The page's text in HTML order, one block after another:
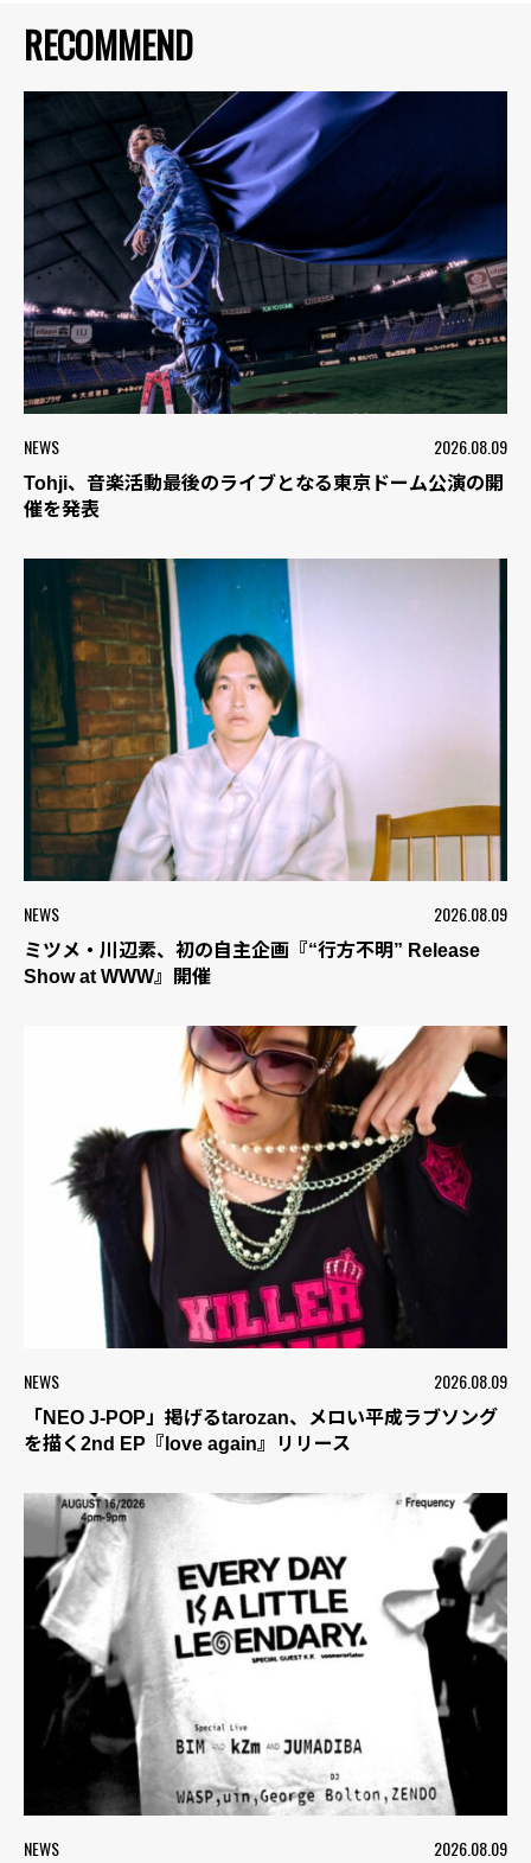
RECOMMEND
NEWS 2026.08.09
Tohji、音楽活動最後のライブとなる東京ドーム公演の開
催を発表
NEWS 2026.08.09
ミツメ・川辺素、初の自主企画『“行方不明” Release
Show at WWW』開催
NEWS 2026.08.09
「NEO J-POP」掲げるtarozan、メロい平成ラブソング
を描く2nd EP『love again』リリース
NEWS 2026.08.09